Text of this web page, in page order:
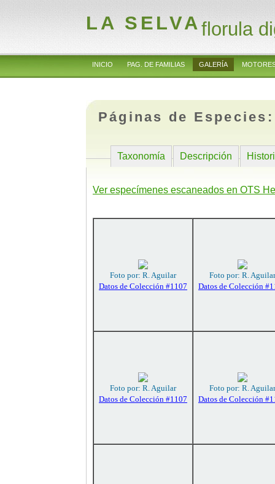
LA SELVAflorula
INICIO PAG. DE FAMILIAS GALERÍA
Páginas de
Taxonomía Descripción
Ver especímenes escaneados en OTS
Foto por: R. Aguilar
Datos de Colección #1107
Foto por: R. Aguilar
Datos de Colección
Foto por: R. Aguilar
Datos de Colección #1107
Foto por: R. Aguilar
Datos de Colección